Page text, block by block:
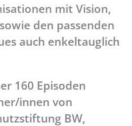
mit Vision,
den passenden
auch enkeltauglich
160 Episoden
innen von
BW,